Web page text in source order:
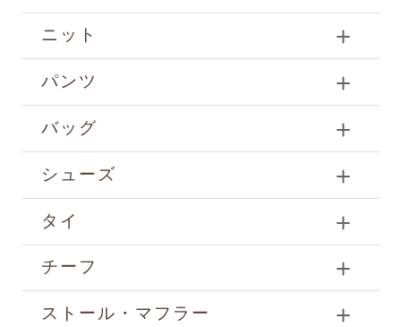
ニット
パンツ
バッグ
シューズ
タイ
チーフ
ストール・マフラー